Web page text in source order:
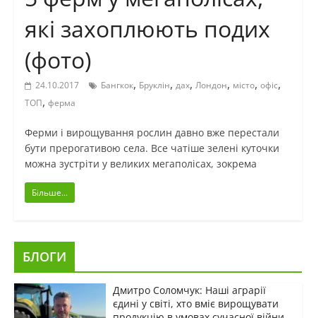
які захоплюють подих
(фото)
24.10.2017 Бангкок, Бруклін, дах, Лондон, місто, офіс,
ТОП, ферма
Ферми і вирощування рослин давно вже перестали
бути прерогативою села. Все чатіше зелені куточки
можна зустріти у великих мегаполісах, зокрема
Більше...
БЛОГИ
Дмитро Соломчук: Наші аграрії
єдині у світі, хто вміє вирощувати